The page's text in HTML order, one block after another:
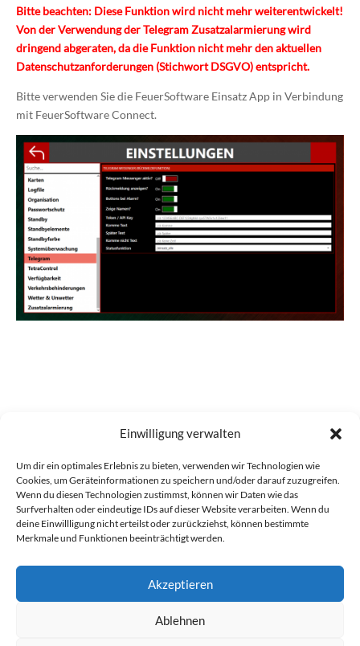
Einwilligung verwalten
Um dir ein optimales Erlebnis zu bieten, verwenden wir Technologien wie
Cookies, um Geräteinformationen zu speichern und/oder darauf zuzugreifen.
Wenn du diesen Technologien zustimmst, können wir Daten wie das
Surfverhalten oder eindeutige IDs auf dieser Website verarbeiten. Wenn du
deine Einwillligung nicht erteilst oder zurückziehst, können bestimmte
Merkmale und Funktionen beeinträchtigt werden.
Akzeptieren
Ablehnen
Bitte beachten: Diese Funktion wird nicht mehr weiterentwickelt!
Von der Verwendung der Telegram Zusatzalarmierung wird
dringend abgeraten, da die Funktion nicht mehr den aktuellen
Datenschutzanforderungen (Stichwort DSGVO) entspricht.
Bitte verwenden Sie die FeuerSoftware Einsatz App in Verbindung
mit FeuerSoftware Connect.
Einstellungen Systemüberwachung
Weiter
Einstellungen Tetra Control